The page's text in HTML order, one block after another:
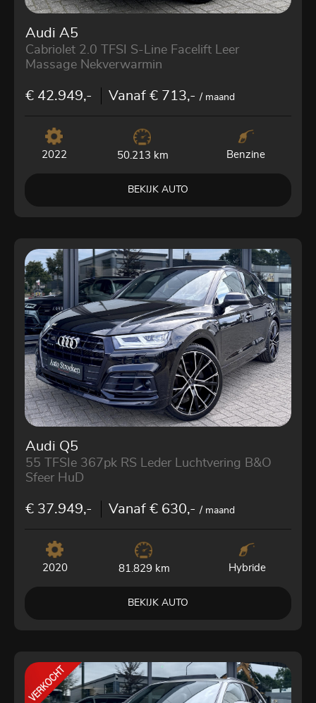
Audi A5
Cabriolet 2.0 TFSI S-Line Facelift Leer
Massage Nekverwarmin
€ 42.949,- Vanaf € 713,-/ maand
2022 50.213 km Benzine
BEKIJK AUTO
Audi Q5
55 TFSIe 367pk RS Leder Luchtvering B&O
Sfeer HuD
€ 37.949,- Vanaf € 630,-/ maand
2020 81.829 km Hybride
BEKIJK AUTO